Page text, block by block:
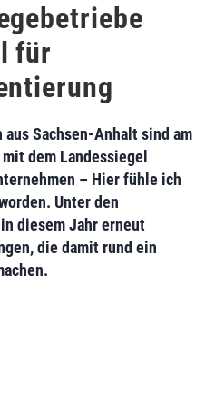
für
Sachsen-Anhalt sind am
dem Landessiegel
– Hier fühle ich
Unter den
diesem Jahr erneut
die damit rund ein